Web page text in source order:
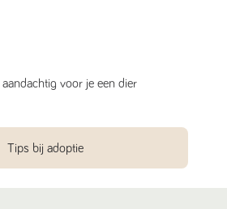
aandachtig voor je een dier
Tips bij adoptie